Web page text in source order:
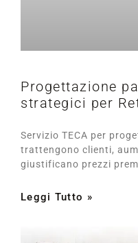
Progettazione
strategici per
Servizio TECA per
trattengono clienti,
giustificano prezzi
Leggi Tutto »